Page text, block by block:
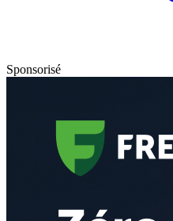
Sponsorisé